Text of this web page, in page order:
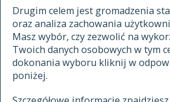
Drugim celem jest gromadzenia
oraz analiza zachowania
Masz wybór, czy zezwolić na
Twoich danych osobowych w tym
dokonania wyboru kliknij w
poniżej.
materiały archiwalne
cytowanie
kontakt